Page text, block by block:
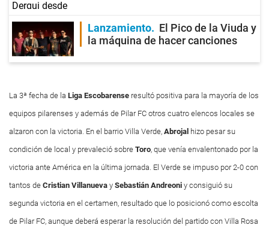
Lanzamiento
El Pico de la Viuda y
la máquina de hacer canciones
La 3ª fecha de la Liga Escobarense resultó positiva para la mayoría de los
equipos pilarenses y además de Pilar FC otros cuatro elencos locales se
alzaron con la victoria. En el barrio Villa Verde, Abrojal hizo pesar su
condición de local y prevaleció sobre Toro, que venía envalentonado por la
victoria ante América en la última jornada. El Verde se impuso por 2-0 con
tantos de Cristian Villanueva y Sebastián Andreoni y consiguió su
segunda victoria en el certamen, resultado que lo posicionó como escolta
de Pilar FC, aunque deberá esperar la resolución del partido con Villa Rosa